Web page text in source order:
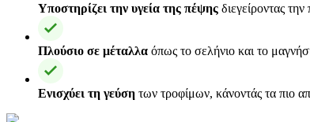
Υποστηρίζει την υγεία της πέψης διεγείροντας
Πλούσιο σε μέταλλα όπως το σελήνιο και το
Ενισχύει τη γεύση των τροφίμων, κάνοντάς τα πιο